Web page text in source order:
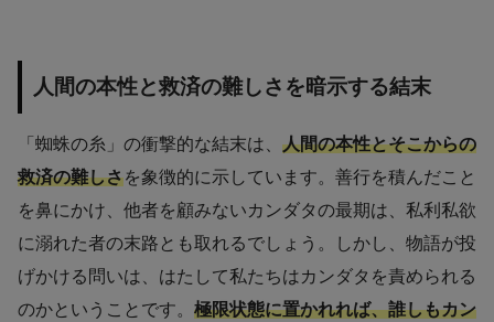
人間の本性と救済の難しさを暗示する結末
「蜘蛛の糸」の衝撃的な結末は、 人間の本性とそこからの
救済の難しさを象徴的に示しています。善行を積んだこと
を鼻にかけ、他者を顧みないカンダタの最期は、私利私欲
に溺れた者の末路とも取れるでしょう。しかし、物語が投
げかける問いは、はたして私たちはカンダタを責められる
のかということです。 極限状態に置かれれば、誰しもカン